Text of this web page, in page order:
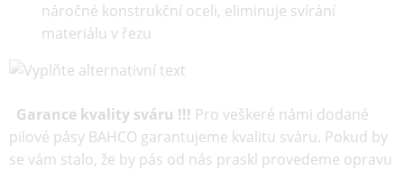
náročné konstrukční oceli, eliminuje svírání
materiálu v řezu
Garance kvality sváru !!! Pro veškeré námi dodané
pilové pásy BAHCO garantujeme kvalitu sváru. Pokud by
se vám stalo, že by pás od nás praskl provedeme opravu